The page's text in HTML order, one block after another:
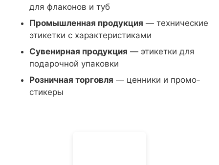
для флаконов и туб
Промышленная продукция — технические
этикетки с характеристиками
Сувенирная продукция — этикетки для
подарочной упаковки
Розничная торговля — ценники и промо-
стикеры